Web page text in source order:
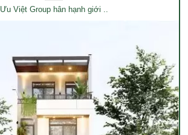
Ưu Việt Group hân hạnh giới ..